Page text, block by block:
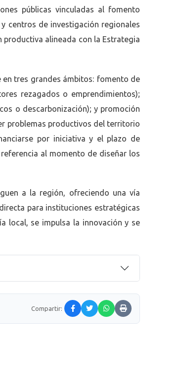
públicas vinculadas al fomento
centros de investigación regionales
productiva alineada con la Estrategia
en tres grandes ámbitos: fomento de
rezagados o emprendimientos);
o descarbonización); y promoción
problemas productivos del territorio
por iniciativa y el plazo de
al momento de diseñar los
a la región, ofreciendo una vía
para instituciones estratégicas
local, se impulsa la innovación y se
Compartir: